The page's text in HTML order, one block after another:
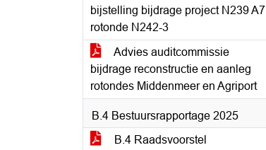
bijstelling bijdrage project N239 A7
rotonde N242-3
Advies auditcommissie
bijdrage reconstructie en aanleg
rotondes Middenmeer en Agriport
B.4 Bestuursrapportage 2025
B.4 Raadsvoorstel